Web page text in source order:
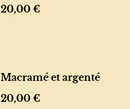
20,00 €
Macramé et argenté
20,00 €